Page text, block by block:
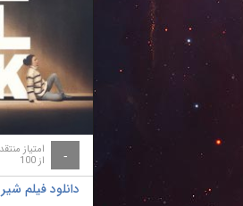
- امتیاز
از 100
دانلود فیلم شیر Melk 2023